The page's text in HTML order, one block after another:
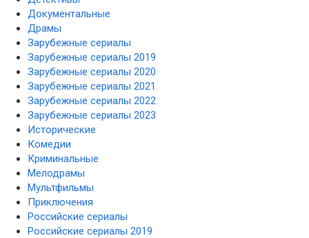
Документальные
Драмы
Зарубежные сериалы
Зарубежные сериалы 2019
Зарубежные сериалы 2020
Зарубежные сериалы 2021
Зарубежные сериалы 2022
Зарубежные сериалы 2023
Исторические
Комедии
Криминальные
Мелодрамы
Мультфильмы
Приключения
Российские сериалы
Российские сериалы 2019